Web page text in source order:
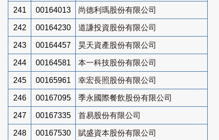
241 00164013 尚德利瑪股份有限公司
242 00164230 道謙投資股份有限公司
243 00164457 昊天資產股份有限公司
244 00164581 本一科技股份有限公司
245 00165961 幸宏長照股份有限公司
246 00167095 季永國際餐飲股份有限公司
247 00167335 首易股份有限公司
248 00167530 賦盛資本股份有限公司